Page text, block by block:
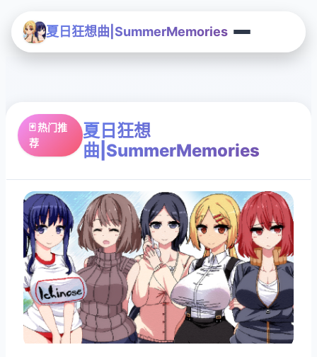
夏日狂想曲|SummerMemories
🃏 热门推
荐
夏日狂想
曲|SummerMemories